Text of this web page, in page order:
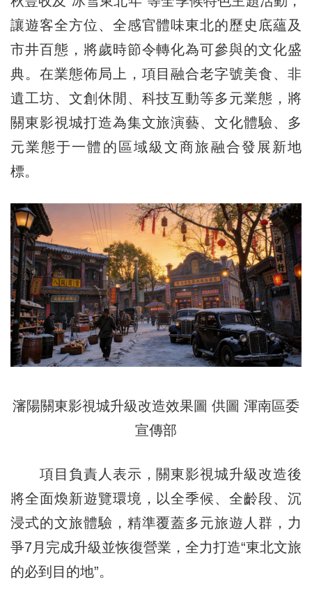
讓遊客全方位、全感官體味東北的歷史底蘊及
市井百態，將歲時節令轉化為可參與的文化盛
典。在業態佈局上，項目融合老字號美食、非
遺工坊、文創休閒、科技互動等多元業態，將
關東影視城打造為集文旅演藝、文化體驗、多
元業態于一體的區域級文商旅融合發展新地
標。
瀋陽關東影視城升級改造效果圖 供圖 渾南區委
宣傳部
項目負責人表示，關東影視城升級改造後
將全面煥新遊覽環境，以全季候、全齡段、沉
浸式的文旅體驗，精準覆蓋多元旅遊人群，力
爭7月完成升級並恢復營業，全力打造“東北文旅
的必到目的地”。